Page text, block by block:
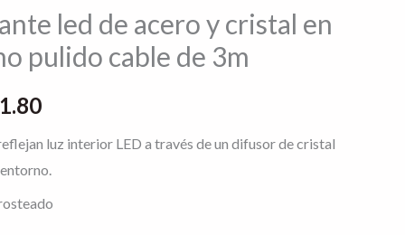
led de acero y cristal en
pulido cable de 3m
actual
es:
luz interior LED a través de un difusor de cristal